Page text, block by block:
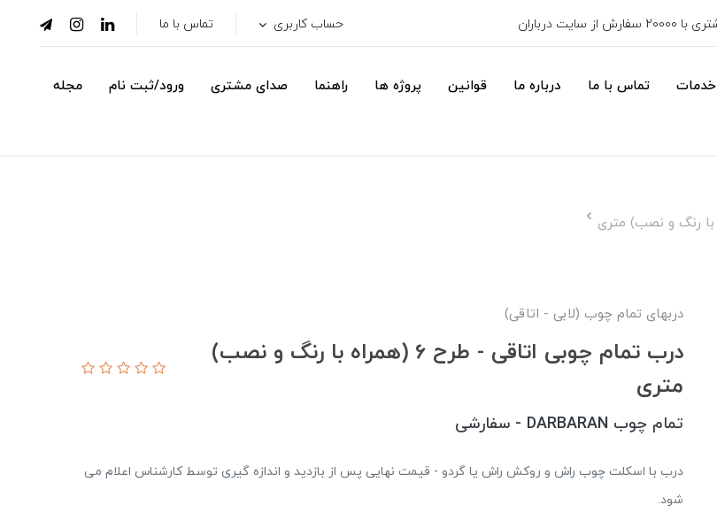
حساب کاربری تماس با ما
خدمات تماس با ما درباره ما قوانین پروژه ها راهنما صدای مشتری ورود/ثبت نام مجله
دربهای تمام چوب (لابی - اتاقی)
درب تمام چوبی اتاقی - طرح 6 (همراه با رنگ و نصب)
متری
تمام چوب DARBARAN - سفارشی
درب با اسکلت چوب راش و روکش راش یا گردو - قیمت نهایی پس از بازدید و اندازه گیری توسط کارشناس اعلام می
شود.